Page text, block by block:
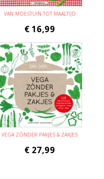
VAN MOESTUIN TOT MAALTIJD
€ 16,99
VEGA ZÓNDER PAKJES & ZAKJES
€ 27,99